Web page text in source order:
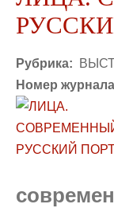
Рубрика:
Номер